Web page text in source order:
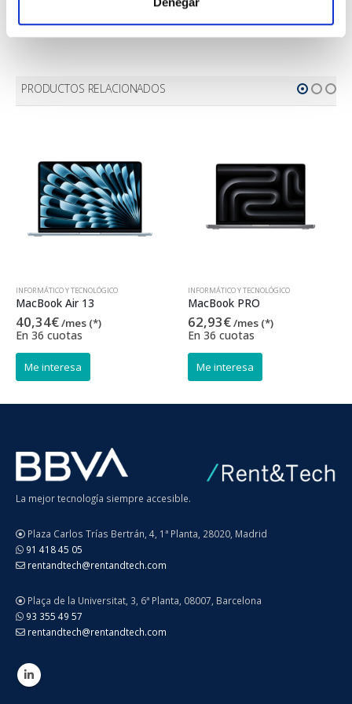
(5) Oferta válida para península y Baleares hasta el
PRODUCTOS RELACIONADOS
INFORMÁTICO Y TECNOLÓGICO
MacBook Air 13
40,34€/mes (*)
En 36 cuotas
INFORMÁTICO Y TECNOLÓGICO
MacBook PRO
62,93€/mes (*)
En 36 cuotas
La mejor tecnología siempre accesible.
Plaza Carlos Trías Bertrán, 4, 1ª Planta, 28020, Madrid
91 418 45 05
rentandtech@rentandtech.com
Plaça de la Universitat, 3, 6ª Planta, 08007, Barcelona
93 355 49 57
rentandtech@rentandtech.com